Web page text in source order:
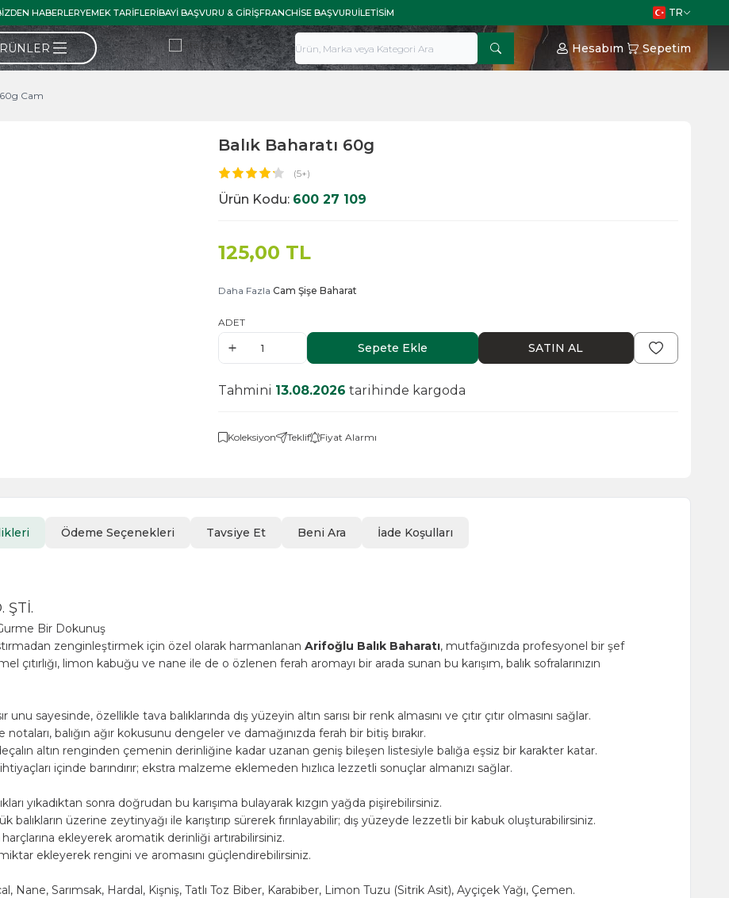
HABERLERYEMEK TARIFLERIBAYI BAŞVURU & GIRIŞFRANCHISE BAŞVURUİLETISIM TR
Hesabım Sepetim
Cam
Balık Baharatı 60g
(5+)
Ürün Kodu: 600 27 109
125,00 TL
Daha Fazla Cam Şişe Baharat
ADET
Sepete Ekle SATIN AL
Tahmini 13.08.2026 tarihinde kargoda
Koleksiyon Teklif Fiyat Alarmı
Ödeme Seçenekleri Tavsiye Et Beni Ara İade Koşulları
ŞTİ.
Bir Dokunuş
zenginleştirmek için özel olarak harmanlanan Arifoğlu Balık Baharatı, mutfağınızda profesyonel bir şef
çıtırlığı, limon kabuğu ve nane ile de o özlenen ferah aromayı bir arada sunan bu karışım, balık sofralarınızın
sayesinde, özellikle tava balıklarında dış yüzeyin altın sarısı bir renk almasını ve çıtır çıtır olmasını sağlar.
balığın ağır kokusunu dengeler ve damağınızda ferah bir bitiş bırakır.
altın renginden çemenin derinliğine kadar uzanan geniş bileşen listesiyle balığa eşsiz bir karakter katar.
içinde barındırır; ekstra malzeme eklemeden hızlıca lezzetli sonuçlar almanızı sağlar.
yıkadıktan sonra doğrudan bu karışıma bulayarak kızgın yağda pişirebilirsiniz.
üzerine zeytinyağı ile karıştırıp sürerek fırınlayabilir; dış yüzeyde lezzetli bir kabuk oluşturabilirsiniz.
ekleyerek aromatik derinliği artırabilirsiniz.
ekleyerek rengini ve aromasını güçlendirebilirsiniz.
Nane, Sarımsak, Hardal, Kişniş, Tatlı Toz Biber, Karabiber, Limon Tuzu (Sitrik Asit), Ayçiçek Yağı, Çemen.